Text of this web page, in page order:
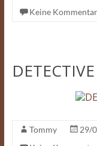
Keine
Tommy 29/